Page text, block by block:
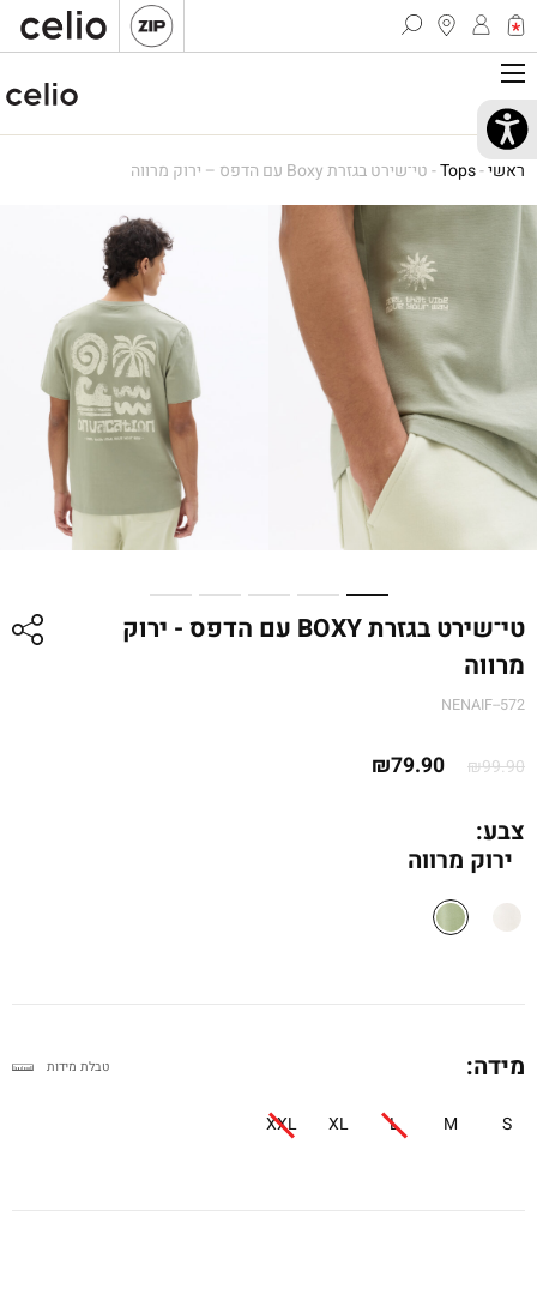
ראשי-
Tops
-טי־שירט בגזרת Boxy עם הדפס – ירוק מרווה
טי־שירט בגזרת BOXY עם הדפס - ירוק
מרווה
NENAIF--572
₪99.90
המחיר
₪99.90.
₪79.90
צבע:
ירוק מרווה
מידה:
S
M
L
XL
XXL
טבלת מידות